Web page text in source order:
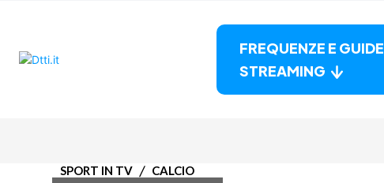
FREQUENZE E GUIDE
STREAMING
SPORT IN TV CALCIO